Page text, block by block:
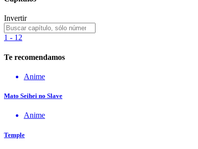
Invertir
1 - 12
Te recomendamos
Anime
Mato Seihei no Slave
Anime
Temple